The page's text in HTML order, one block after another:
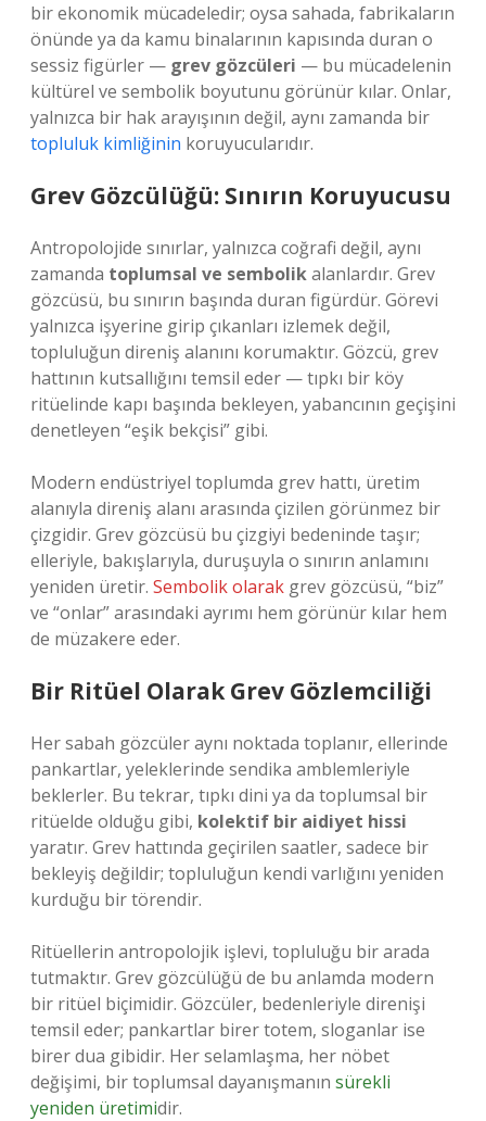
bir ekonomik mücadeledir; oysa sahada, fabrikaların
önünde ya da kamu binalarının kapısında duran o
sessiz figürler — grev gözcüleri — bu mücadelenin
kültürel ve sembolik boyutunu görünür kılar. Onlar,
yalnızca bir hak arayışının değil, aynı zamanda bir
topluluk kimliğinin koruyucularıdır.
Grev Gözcülüğü: Sınırın Koruyucusu
Antropolojide sınırlar, yalnızca coğrafi değil, aynı
zamanda toplumsal ve sembolikalanlardır. Grev
gözcüsü, bu sınırın başında duran figürdür. Görevi
yalnızca işyerine girip çıkanları izlemek değil,
topluluğun direniş alanını korumaktır. Gözcü, grev
hattının kutsallığını temsil eder — tıpkı bir köy
ritüelinde kapı başında bekleyen, yabancının geçişini
denetleyen “eşik bekçisi” gibi.
Modern endüstriyel toplumda grev hattı, üretim
alanıyla direniş alanı arasında çizilen görünmez bir
çizgidir. Grev gözcüsü bu çizgiyi bedeninde taşır;
elleriyle, bakışlarıyla, duruşuyla o sınırın anlamını
yeniden üretir. Sembolik olarak grev gözcüsü, “biz”
ve “onlar” arasındaki ayrımı hem görünür kılar hem
de müzakere eder.
Bir Ritüel Olarak Grev Gözlemciliği
Her sabah gözcüler aynı noktada toplanır, ellerinde
pankartlar, yeleklerinde sendika amblemleriyle
beklerler. Bu tekrar, tıpkı dini ya da toplumsal bir
ritüelde olduğu gibi, kolektif bir aidiyet hissi
yaratır. Grev hattında geçirilen saatler, sadece bir
bekleyiş değildir; topluluğun kendi varlığını yeniden
kurduğu bir törendir.
Ritüellerin antropolojik işlevi, topluluğu bir arada
tutmaktır. Grev gözcülüğü de bu anlamda modern
bir ritüel biçimidir. Gözcüler, bedenleriyle direnişi
temsil eder; pankartlar birer totem, sloganlar ise
birer dua gibidir. Her selamlaşma, her nöbet
değişimi, bir toplumsal dayanışmanın sürekli
yeniden üretimidir.